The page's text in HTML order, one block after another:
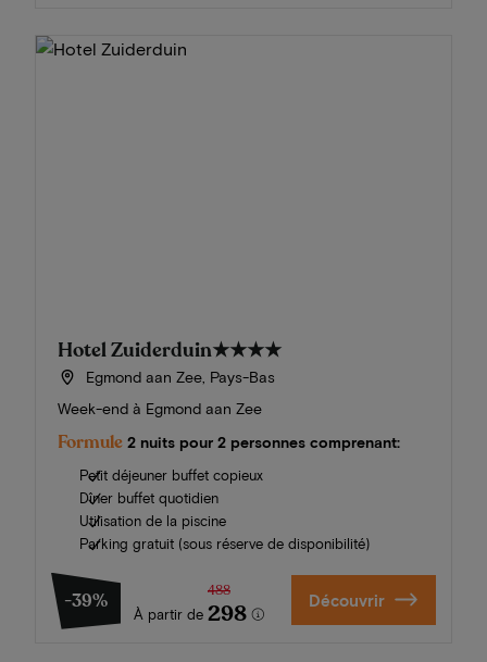
Hotel Zuiderduin★★★★
Egmond aan Zee, Pays-Bas
Week-end à Egmond aan Zee
Formule 2 nuits pour 2 personnes comprenant:
Petit déjeuner buffet copieux
Dîner buffet quotidien
Utilisation de la piscine
Parking gratuit (sous réserve de disponibilité)
-39%
À partir de
488
298 Découvrir